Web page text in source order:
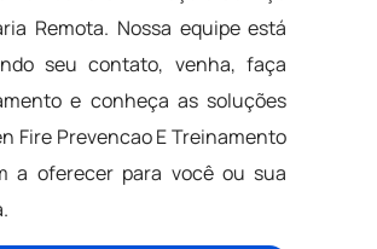
Remota. Nossa equipe está
seu contato, venha, faça
e conheça as soluções
Fire Prevencao E Treinamento
a oferecer para você ou sua